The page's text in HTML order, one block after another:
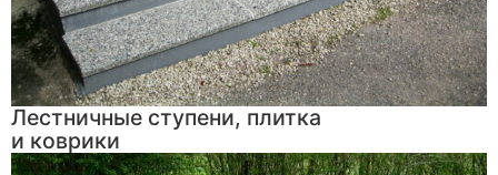
Лестничные ступени, плитка
и коврики